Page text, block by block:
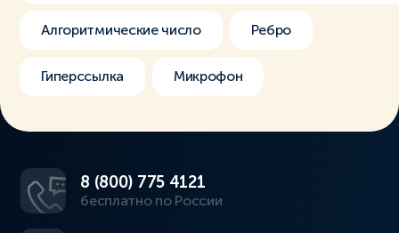
Алгоритмические число Ребро
Гиперссылка Микрофон
8 (800) 775 4121
бесплатно по России